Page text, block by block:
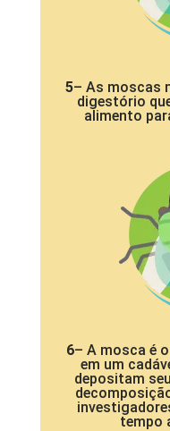
5– As moscas
digestório
alimento
6– A mosca é
em um
depositam
tempo